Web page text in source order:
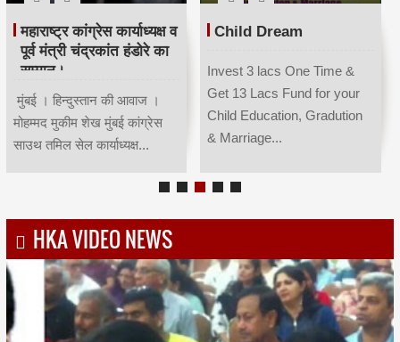
महाराष्ट्र कांग्रेस कार्याध्यक्ष व
पूर्व मंत्री चंद्रकांत हंडोरे का
सम्मान।
मुंबई । हिन्दुस्तान की आवाज ।
मोहम्मद मुकीम शेख मुंबई कांग्रेस
साउथ तमिल सेल कार्याध्यक्ष...
Child Dream
Invest 3 lacs One Time &
Get 13 Lacs Fund for your
Child Education, Gradution
& Marriage...
HKA VIDEO NEWS